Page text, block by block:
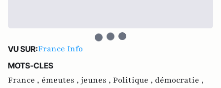
VU SUR:France Info
MOTS-CLES
France , émeutes , jeunes , Politique , démocratie ,